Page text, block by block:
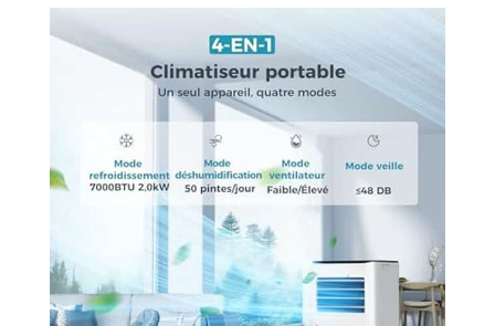
s'effectue en moins de 10 minutes
【Design haut de gamme 2026】
Alliant un design spatial
contemporain et des
performances élevées, ce
climatiseur mobile avec tuyau
d'évacuation est doté d'un boîtier
en ABS mat texturé qui
s'harmonise avec tous les styles
d'intérieur. Avec un débit d'air de
290 mètres cubes par heure, il
refroidit rapidement les pièces,
même lorsque la température
extérieure atteint 30 °C